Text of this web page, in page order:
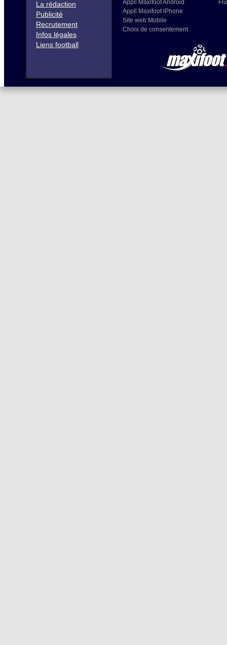
La rédaction
Publicité
Recrutement
Infos légales
Liens football
Appli Maxifoot Android
Appli Maxifoot iPhone
Site web Mobile
Choix de consentement